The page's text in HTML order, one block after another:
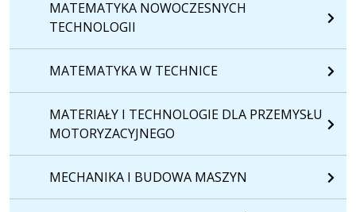
MATEMATYKA NOWOCZESNYCH
TECHNOLOGII
MATEMATYKA W TECHNICE
MATERIAŁY I TECHNOLOGIE DLA PRZEMYSŁU
MOTORYZACYJNEGO
MECHANIKA I BUDOWA MASZYN